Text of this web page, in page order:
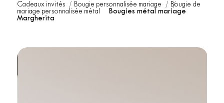
Cadeaux invités Bougie personnalisée mariage
Bougie de
mariage personnalisée métal
Bougies métal mariage
Margherita